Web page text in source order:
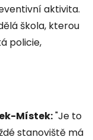
aktivita.
škola, kterou
policie,
Místek:"Je to
stanoviště má